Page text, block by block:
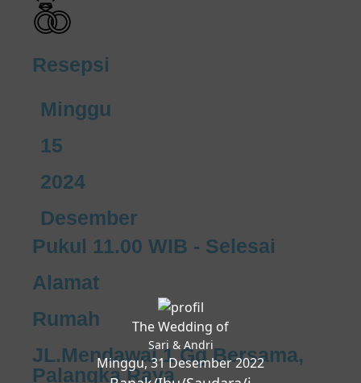
Resepsi
Minggu
15
2024
Desember
Pukul 11.00 WIB - Selesai
Alamat
Rumah
JL.Mendawai 1 Gg Bersama,
Palangka Raya
The Wedding of
Sari & Andri
Minggu, 31 Desember 2022